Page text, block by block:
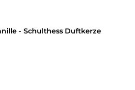
- Schulthess Duftkerze